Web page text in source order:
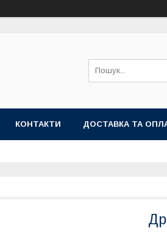
КОНТАКТИ ДОСТАВКА ТА